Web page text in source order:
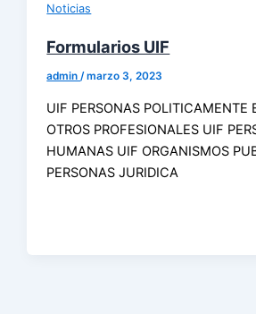
Noticias
Formularios UIF
admin/marzo 3, 2023
UIF PERSONAS POLITICAMENTE
OTROS PROFESIONALES UIF
HUMANAS UIF ORGANISMOS
PERSONAS JURIDICA